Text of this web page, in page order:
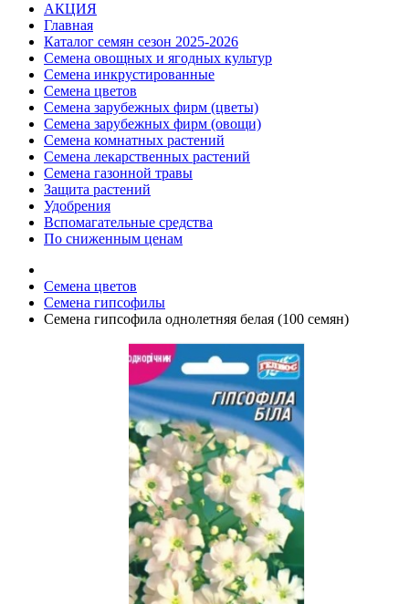
АКЦИЯ
Главная
Каталог семян сезон 2025-2026
Семена овощных и ягодных культур
Семена инкрустированные
Семена цветов
Семена зарубежных фирм (цветы)
Семена зарубежных фирм (овощи)
Семена комнатных растений
Семена лекарственных растений
Семена газонной травы
Защита растений
Удобрения
Вспомагательные средства
По сниженным ценам
Семена цветов
Семена гипсофилы
Семена гипсофила однолетняя белая (100 семян)